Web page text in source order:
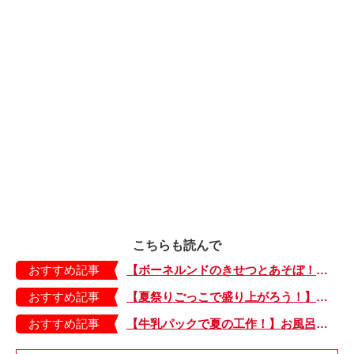
こちらも読んで
おすすめ記事
【ボーネルンドのきせつとあそぼ！】画用紙に、塗って、切って、貼って完成！ 夏を彩る元気なお花「カラフルサンフラワー」の作り方
おすすめ記事
【夏祭りごっこで盛り上がろう！】紙皿やストローでフォトプロップス風のおしゃれな「おめん」の作り方
おすすめ記事
【牛乳パックで夏の工作！】お風呂やおうちプールで水に浮かべてあそぼ！「牛乳パックのぷかぷかボート」